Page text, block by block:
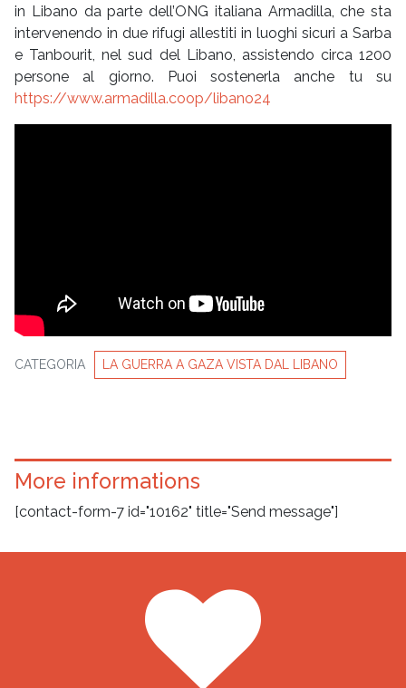
in Libano da parte dell’ONG italiana Armadilla, che sta
intervenendo in due rifugi allestiti in luoghi sicuri a Sarba
e Tanbourit, nel sud del Libano, assistendo circa 1200
persone al giorno. Puoi sostenerla anche tu su
https://www.armadilla.coop/libano24
CATEGORIA LA GUERRA A GAZA VISTA DAL LIBANO
More informations
[contact-form-7 id="10162" title="Send message"]